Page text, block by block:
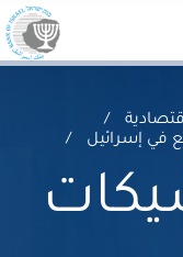
في إسرائيل